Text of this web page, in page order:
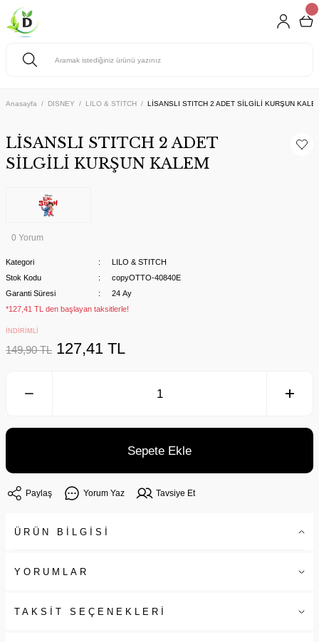
Anasayfa DISNEY LILO & STITCH LİSANSLI STITCH 2 ADET SİLGİLİ KURŞUN
LİSANSLI STITCH 2 ADET
SİLGİLİ KURŞUN KALEM
0 Yorum
Kategori
LILO & STITCH
Stok Kodu
copyOTTO-40840E
Garanti Süresi
24 Ay
*127,41 TL den başlayan taksitlerle!
İNDİRİMLİ
149,90 TL 127,41 TL
Sepete Ekle
Paylaş Yorum Yaz Tavsiye Et
ÜRÜN BİLGİSİ
YORUMLAR
TAKSİT SEÇENEKLERİ